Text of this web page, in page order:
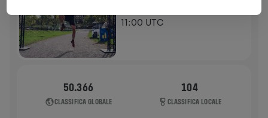
11:00 UTC
50.366
CLASSIFICA GLOBALE
104
CLASSIFICA LOCALE